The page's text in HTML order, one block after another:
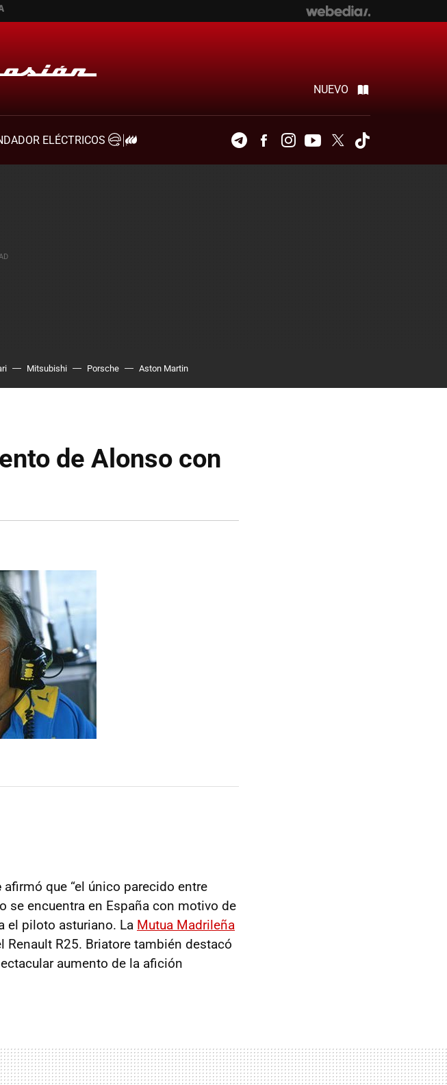
NUEVO
ELÉCTRICOS
TelegramFacebookInstagramYoutubeTwitter
Mitsubishi Porsche Aston Martin
de Alonso con
afirmó que “el único parecido entre
se encuentra en España con motivo de
el piloto asturiano. La Mutua Madrileña
R25. Briatore también destacó
aumento de la afición